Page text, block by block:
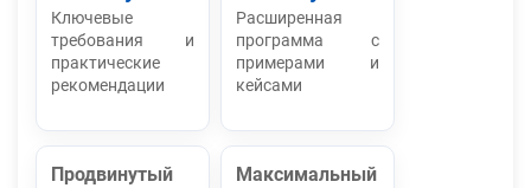
Ключевые
требования и
практические
рекомендации
Расширенная
программа с
примерами и
кейсами
Продвинутый
Максимальный